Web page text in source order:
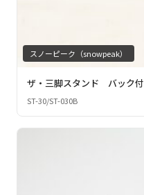
スノーピーク（snowpeak）
ザ・三脚スタンド バック付
ST-30/ST-030B